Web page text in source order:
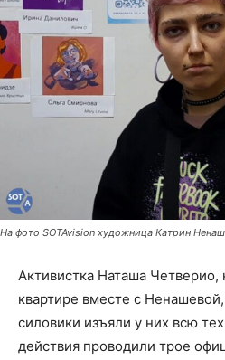
На фото SOTAvision художница Катрин
Активистка Наташа Четверио,
квартире вместе с
силовики изъяли у них всю
действия проводили трое